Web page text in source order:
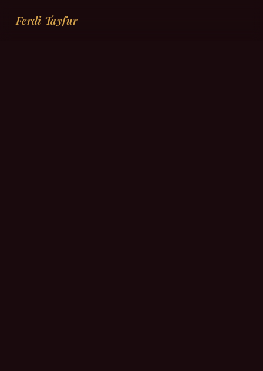
Ferdi Tayfur